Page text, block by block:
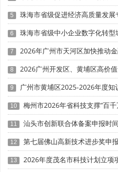
性与权威性。
一方面，多部门协同监管，
国家发展改革委牵头，商财政
认定与评价工作。各部门依据
缴、社保记录、固定资产台账
致。一旦发现数据造假、材料
纳入信用黑名单，实施联合惩戒
另一方面，违规惩戒力度升
办法细化撤销资格情形，除提
安全事故、严重违法失信行为
格。此外，认定企业需持续保
动态监测，确保技术中心持
定、轻运行"现象。
5 珠海市省级促进经济高质量发展专项（支持中小企业数字化转型）“小快轻准”
6 珠海市省级中小企业数字化转型城市试点数字
7 2026年广州市天河区加快推动金融服务实体经济高质量发展（支持企
8 2026广州开发区、黄埔区高价值专利培育布局中
9 广州市黄埔区2025-2026年度知识产权质押融资
10 梅州市2026年省科技支撑“百千万工程”项
11 汕头市创新联合体备案申报时
12 第七届佛山高新技术进步奖申
13 2026年度茂名市科技计划立项项目